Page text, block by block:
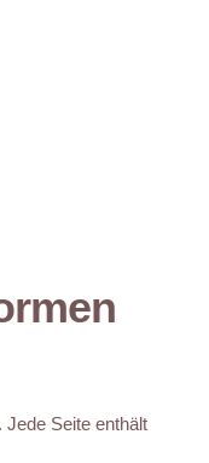
Seite enthält